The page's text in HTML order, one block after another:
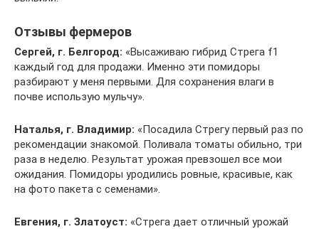
Отзывы фермеров
Сергей, г. Белгород: «Высаживаю гибрид Стрега f1
каждый год для продажи. Именно эти помидоры
разбирают у меня первыми. Для сохранения влаги в
почве использую мульчу».
Наталья, г. Владимир: «Посадила Стрегу первый раз по
рекомендации знакомой. Поливала томаты обильно, три
раза в неделю. Результат урожая превзошел все мои
ожидания. Помидоры уродились ровные, красивые, как
на фото пакета с семенами».
Евгения, г. Златоуст: «Стрега дает отличный урожай